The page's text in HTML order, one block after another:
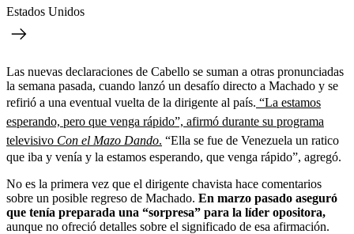
Estados Unidos
Las nuevas declaraciones de Cabello se suman a otras pronunciadas
la semana pasada, cuando lanzó un desafío directo a Machado y se
refirió a una eventual vuelta de la dirigente al país. “La estamos
esperando, pero que venga rápido”, afirmó durante su programa
televisivo Con el Mazo Dando. “Ella se fue de Venezuela un ratico
que iba y venía y la estamos esperando, que venga rápido”, agregó.
No es la primera vez que el dirigente chavista hace comentarios
sobre un posible regreso de Machado. En marzo pasado aseguró
que tenía preparada una “sorpresa” para la líder opositora,
aunque no ofreció detalles sobre el significado de esa afirmación.